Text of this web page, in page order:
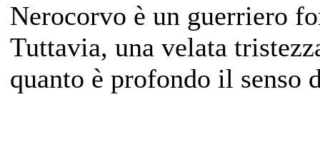
Nerocorvo è un guerriero
Tuttavia, una velata
quanto è profondo il senso